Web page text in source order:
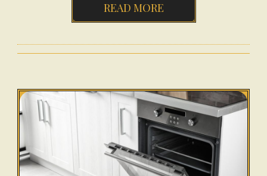
READ MORE